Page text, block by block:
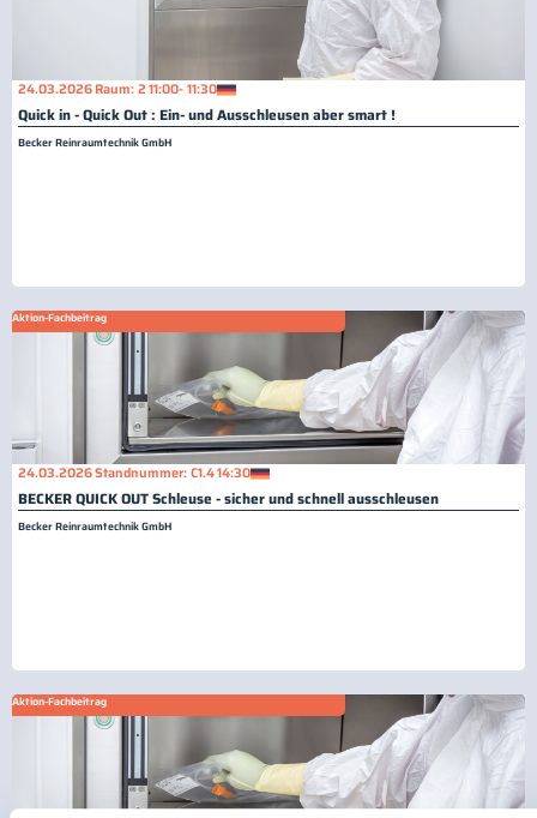
24.03.2026Raum: 211:00- 11:30
Quick in - Quick Out : Ein- und Ausschleusen aber smart !
Becker Reinraumtechnik GmbH
Aktion-Fachbeitrag
24.03.2026Standnummer: C1.414:30
BECKER QUICK OUT Schleuse - sicher und schnell ausschleusen
Becker Reinraumtechnik GmbH
Aktion-Fachbeitrag